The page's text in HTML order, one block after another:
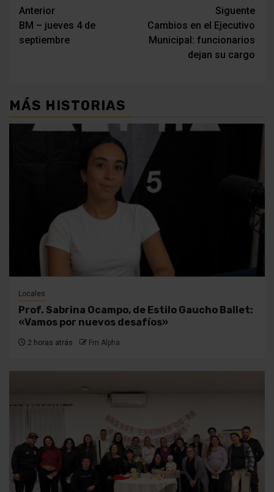
Navegación
de
Anterior
BM – jueves 4 de
septiembre
Siguente
Cambios en el Ejecutivo
Municipal: funcionarios
dejan su cargo
MÁS HISTORIAS
Locales
Prof. Sabrina Ocampo, de Estilo Gaucho Ballet:
«Vamos por nuevos desafíos»
2 horas atrás Fm Alpha